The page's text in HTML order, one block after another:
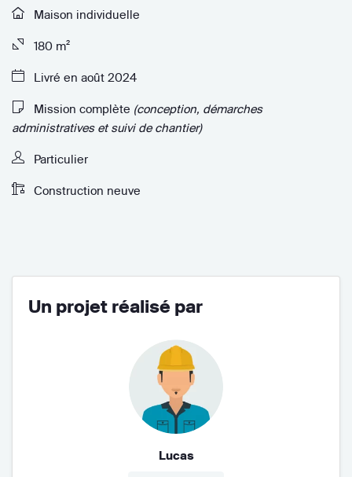
Maison individuelle
180 m²
Livré en août 2024
Mission complète (conception, démarches
administratives et suivi de chantier)
Particulier
Construction neuve
Un projet réalisé par
Lucas